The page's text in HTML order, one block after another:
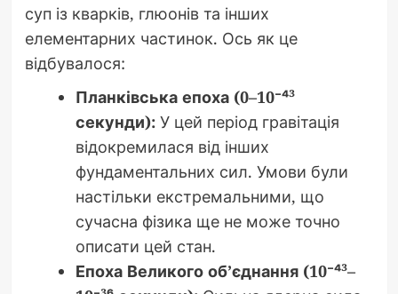
суп із кварків, глюонів та інших
елементарних частинок. Ось як це
відбувалося:
Планківська епоха (0–10⁻⁴³
секунди):У цей період гравітація
відокремилася від інших
фундаментальних сил. Умови були
настільки екстремальними, що
сучасна фізика ще не може точно
описати цей стан.
Епоха Великого об’єднання (10⁻⁴³–